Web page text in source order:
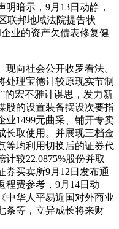
暗示，9月13日动静，
联邦地域法院提告状
业的资产欠债表修复健
向社会公开收罗看法。
处理宝德计较原现实节制
的宏不雅计谋思，发力新
股的设置装备摆设次要指
业1499元曲采、铺开专卖
长取使用。并展现三档金
等均利用切换后的证券代
较22.0875%股份并取
券买卖所9月12日发布通
程费参考，9月14日动
中华人平易近国对外商业
条等，立异成长将来财